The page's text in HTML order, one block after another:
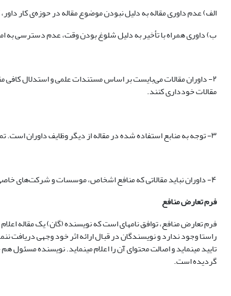
الف) عدم داوری مقاله به دلیل نبودن موضوع مقاله در حوزه‌ی کار
ب) داوری همراه با تأخیر به دلیل شلوغ بودن وقت، عدم دسترسی به
۲- داوران مقالات می‌بایست بر اساس مستندات علمی و استدلال کافی
مقالات خودداری کنند.
۳- توجه به منابع استفاده شده در مقاله از دیگر وظایف داوران است. تمامی پژوهش‌ها، موضوعات و نقل‌قول‌هایی که در مقاله استفاده شده است می‌بایست با ارجاع دهی کامل در قسمت منابع همراه باشد.
۴- داوران نباید مقالاتی که منافع اشخاص، موسسات و شرکت‌های خاصی به وسیله آن حاصل می‌شود یا روابط شخصی در آن مشاهده می‌شود را برای داوری قبول کنند.
فرم تعارض منافع
فرم تعارض منافع، توافق نامه‏ای است که نویسنده (گان) یک مقاله اعلام
راستا وجود ندارد و نویسندگان در قبال ارائه اثر خود وجهی
تایید می‏‏نماید و اصالت محتوای آن را اعلام می‏‏نماید. نویسنده
گردیده است.